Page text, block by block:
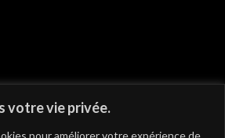
votre vie privée.
pour améliorer votre expérience de